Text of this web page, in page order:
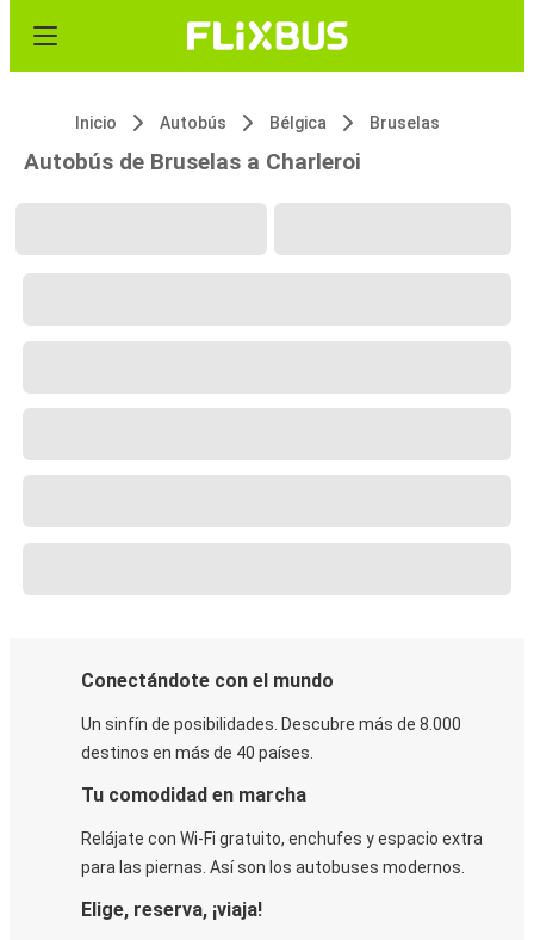
Inicio Autobús Bélgica Bruselas
Autobús de Bruselas a Charleroi
Conectándote con el mundo
Un sinfín de posibilidades. Descubre más de 8.000
destinos en más de 40 países.
Tu comodidad en marcha
Relájate con Wi-Fi gratuito, enchufes y espacio extra
para las piernas. Así son los autobuses modernos.
Elige, reserva, ¡viaja!